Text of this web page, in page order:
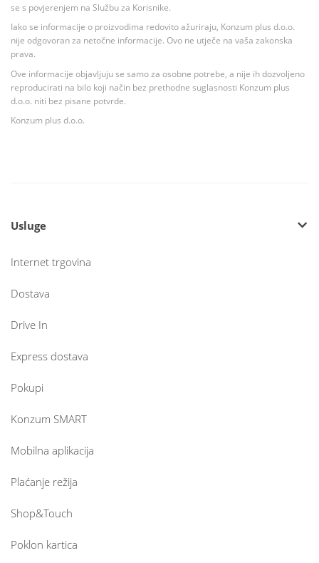
se s povjerenjem na Službu za Korisnike.
Iako se informacije o proizvodima redovito ažuriraju, Konzum plus d.o.o.
nije odgovoran za netočne informacije. Ovo ne utječe na vaša zakonska
prava.
Ove informacije objavljuju se samo za osobne potrebe, a nije ih dozvoljeno
reproducirati na bilo koji način bez prethodne suglasnosti Konzum plus
d.o.o. niti bez pisane potvrde.
Konzum plus d.o.o.
Usluge
Internet trgovina
Dostava
Drive In
Express dostava
Pokupi
Konzum SMART
Mobilna aplikacija
Plaćanje režija
Shop&Touch
Poklon kartica